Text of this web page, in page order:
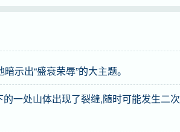
示出“盛衰荣辱”的大主题。
一处山体出现了裂缝,随时可能发生二次